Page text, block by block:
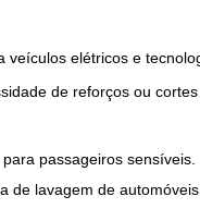
elétricos e
de reforços ou cortes
passageiros sensíveis.
de lavagem de automóveis